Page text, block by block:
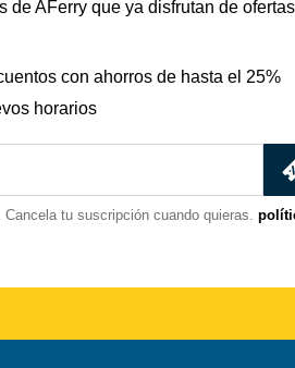
de AFerry que ya disfrutan de
con ahorros de hasta el 25%
horarios
tu suscripción cuando quieras.